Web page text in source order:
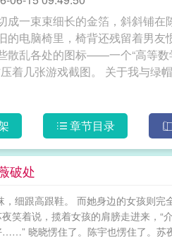
成一束束细长的金箔，斜斜铺
的电脑椅里，椅背还残留着男友
散乱各处的图标——一个“高等数
捷方式，“C语言作业”文件夹下
章节目录
破处
细跟高跟鞋。 而她身边的女孩则完
笑着说，揽着女孩的肩膀走进来，“
……” 晓晓愣住了。陈宇也愣住了。